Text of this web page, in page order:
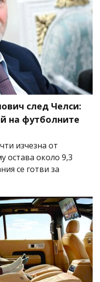
след Челси:
на футболните
изчезна от
остава около 9,3
се готви за